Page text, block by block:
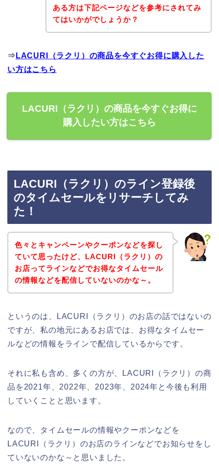
ある方は下記ページなどを参考にされてみ
てはいかがでしょうか？
⇒ LACURI（ラクリ）の商品を今すぐお得に購入した
い方はこちら
LACURI（ラクリ）の商品を今すぐお得に
購入したい方はこちら
LACURI（ラクリ）のライン登録後
のタイムセールをリサーチしてみ
た！
色々とキャンペーンやクーポンなどを探し
ていて思ったけど、LACURI（ラクリ）の
お店ってラインなどでお得なタイムセール
の情報などを配信していないのかな～。
というのは、LACURI（ラクリ）のお店の話ではないの
ですが、私の地元にあるお店では、お得なタイムセー
ルなどの情報をラインで配信しているからです。
それに私も含め、多くの方が、LACURI（ラクリ）の商
品を2021年、2022年、2023年、2024年と今後も利用
していくことと思います。
なので、タイムセールの情報やクーポンなどを
LACURI（ラクリ）のお店のラインなどでお知らせをし
ていないのかな～と思いました。